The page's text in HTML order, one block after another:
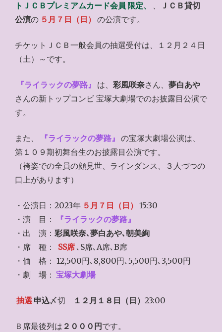
トＪＣＢプレミアムカード会員 限定、 、
ＪＣＢ貸切
公演の ５月７日（日） の公演です。
チケットＪＣＢ一般会員の抽選受付は、１２月２４日
（土）～です。
『ライラックの夢路』 は、彩風咲奈さん、夢白あや
さんの新トップコンビ 宝塚大劇場でのお披露目公演で
す。
また、 『ライラックの夢路』
の宝塚大劇場公演は、
第１０９期初舞台生のお披露目公演です。
（袴姿での全員の顔見世、ラインダンス、３人づつの
口上があります）
・公演日：2023年 ５月７日（日）
15:30
・演 目：
『ライラックの夢路』
・出 演： 彩風咲奈､夢白あや､朝美絢
・席 種：
SS席 ､S席､A席､B席
・価 格： 12,500円､8,800円､5,500円､3,500円
・劇 場： 宝塚大劇場
抽選 申込〆切 １２月１８日（日）23:00
Ｂ席最後列は ２０００円 です。